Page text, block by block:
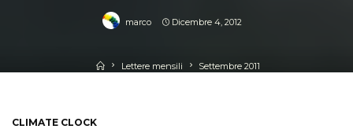
marco Dicembre 4, 2012
HomeLettere mensili Settembre 2011
CLIMATE CLOCK